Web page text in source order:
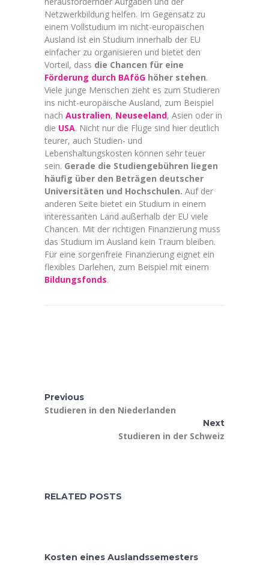
Netzwerkbildung helfen. Im Gegensatz zu
einem Vollstudium im nicht-europäischen
Ausland ist ein Studium innerhalb der EU
einfacher zu organisieren und bietet den
Vorteil, dass die Chancen für eine
Förderung durch BAföG höher stehen.
Viele junge Menschen zieht es zum Studieren
ins nicht-europäische Ausland, zum Beispiel
nach Australien, Neuseeland, Asien oder in
die USA. Nicht nur die Flüge sind hier deutlich
teurer, auch Studien- und
Lebenshaltungskosten können sehr teuer
sein. Gerade die Studiengebühren liegen
häufig über den Beträgen deutscher
Universitäten und Hochschulen. Auf der
anderen Seite bietet ein Studium in einem
interessanten Land außerhalb der EU viele
Chancen. Mit der richtigen Finanzierung muss
das Studium im Ausland kein Traum bleiben.
Für eine sorgenfreie Finanzierung eignet ein
flexibles Darlehen, zum Beispiel mit einem
Bildungsfonds.
Previous
Studieren in den Niederlanden
Next
Studieren in der Schweiz
RELATED POSTS
Kosten eines Auslandssemesters